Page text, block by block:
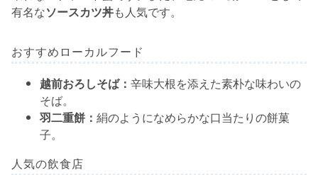
有名なソースカツ丼も人気です。
おすすめローカルフード
越前おろしそば： 辛味大根を添えた素朴な味わいの
そば。
羽二重餅： 絹のようになめらかな口当たりの餅菓
子。
人気の飲食店